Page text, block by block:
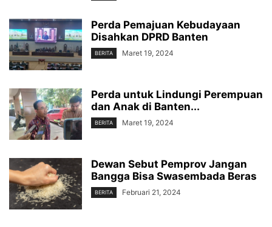
Perda Pemajuan Kebudayaan
Disahkan DPRD Banten
BERITA Maret 19, 2024
Perda untuk Lindungi Perempuan
dan Anak di Banten...
BERITA Maret 19, 2024
Dewan Sebut Pemprov Jangan
Bangga Bisa Swasembada Beras
BERITA Februari 21, 2024